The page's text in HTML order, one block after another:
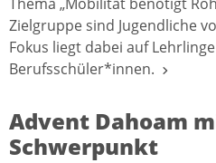
Zielgruppe sind Jugendliche
Fokus liegt dabei auf
Berufsschüler*innen.
Advent Dahoam
Schwerpunkt